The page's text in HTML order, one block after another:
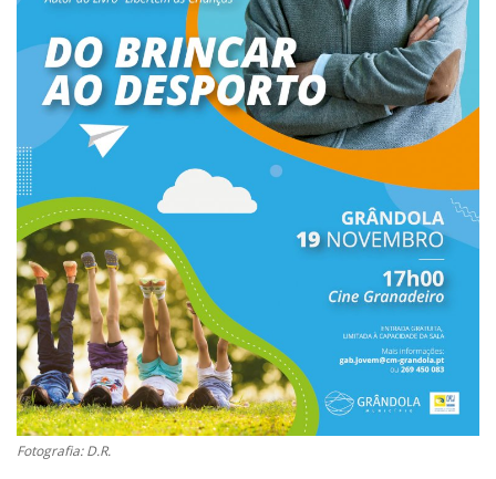
Cultura
Lazer
Ambiente
Fotografia: D.R.